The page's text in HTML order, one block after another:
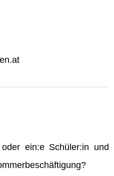
ein:e Schüler:in und